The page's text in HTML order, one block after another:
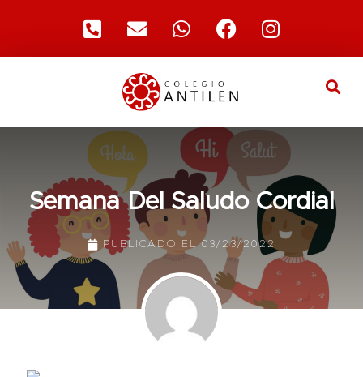
Semana Del Saludo Cordial
PUBLICADO EL03/23/2022